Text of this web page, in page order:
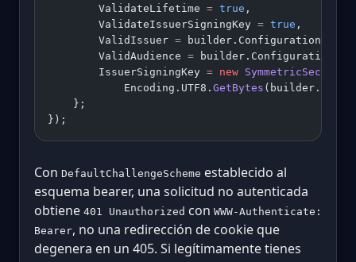
        ValidateLifetime
= true ,
        ValidateIssuerSigningKey
= true ,
        ValidIssuer
= builder.Configuration[
        ValidAudience
= builder.Configuration[
        IssuerSigningKey
= new
            Encoding.UTF8.
GetBytes
    };
});
Con DefaultChallengeScheme establecido al
esquema bearer, una solicitud no autenticada
obtiene 401 Unauthorized con WWW-Authenticate:
Bearer, no una redirección de cookie que
degenera en un 405. Si legítimamente tienes